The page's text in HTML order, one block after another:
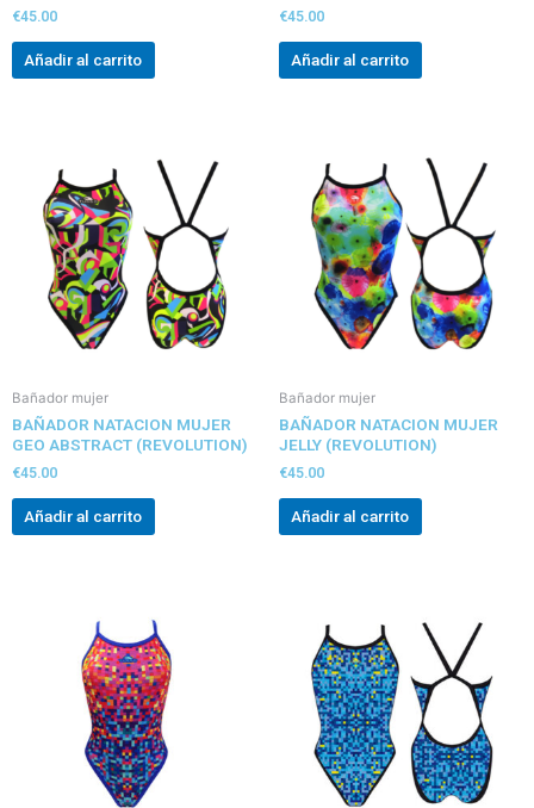
€45.00
Añadir al carrito
€45.00
Añadir al carrito
Bañador mujer
BAÑADOR NATACION MUJER
GEO ABSTRACT (REVOLUTION)
€45.00
Añadir al carrito
Bañador mujer
BAÑADOR NATACION MUJER
JELLY (REVOLUTION)
€45.00
Añadir al carrito